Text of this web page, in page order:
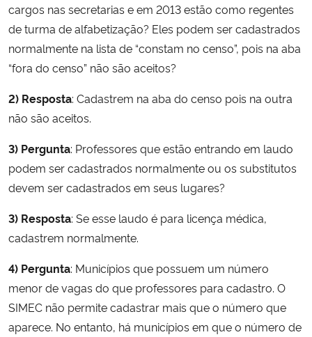
Gabinete de Segurança Institucional
Advocacia-Geral da União
Planalto
cargos nas secretarias e em 2013 estão como regentes
de turma de alfabetização? Eles podem ser cadastrados
normalmente na lista de “constam no censo”, pois na aba
“fora do censo” não são aceitos?
2) Resposta: Cadastrem na aba do censo pois na outra
não são aceitos.
3) Pergunta: Professores que estão entrando em laudo
podem ser cadastrados normalmente ou os substitutos
devem ser cadastrados em seus lugares?
3) Resposta: Se esse laudo é para licença médica,
cadastrem normalmente.
4) Pergunta: Municípios que possuem um número
menor de vagas do que professores para cadastro. O
SIMEC não permite cadastrar mais que o número que
aparece. No entanto, há municípios em que o número de